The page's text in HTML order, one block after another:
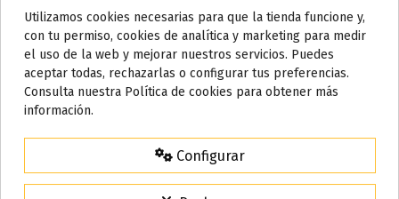
Detalles del producto
Do not show again.
AVISO IMPORTANTE
Nos tomamos unos días
15% de descuento
Utilizamos cookies necesarias para que la tienda funcione y,
con tu permiso, cookies de analítica y marketing para medir
el uso de la web y mejorar nuestros servicios. Puedes
aceptar todas, rechazarlas o configurar tus preferencias.
Consulta nuestra Política de cookies para obtener más
información.
Configurar